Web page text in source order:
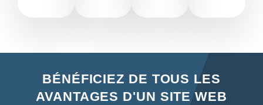
BÉNÉFICIEZ DE TOUS LES
AVANTAGES D'UN SITE WEB